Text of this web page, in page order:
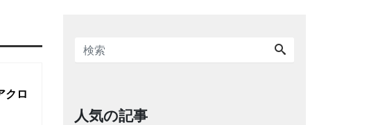
クロ
人気の記事